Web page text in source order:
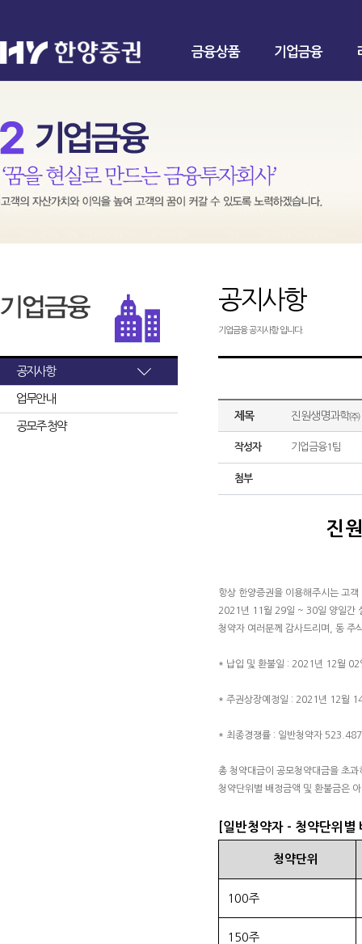
금융상품 기업금융
공지사항
업무안내
공모주 청약
공지사항
기업금융 공지사항 입니다.
제목 진원생명과학
작성자 기업금융1팀
첨부
진
항상 한양증권을 이용해주시는 고
2021년 11월 29일 ~ 30일 양일간
청약자 여러분께 감사드리며, 동 주
* 납입 및 환불일 : 2021년 12월 02
* 주권상장예정일 : 2021년 12월
* 최종경쟁률 : 일반청약자
총 청약대금이 공모청약대금을 초
청약단위별 배정금액 및 환불금은
[일반청약자 - 청약단위
청약단위
100주
150주